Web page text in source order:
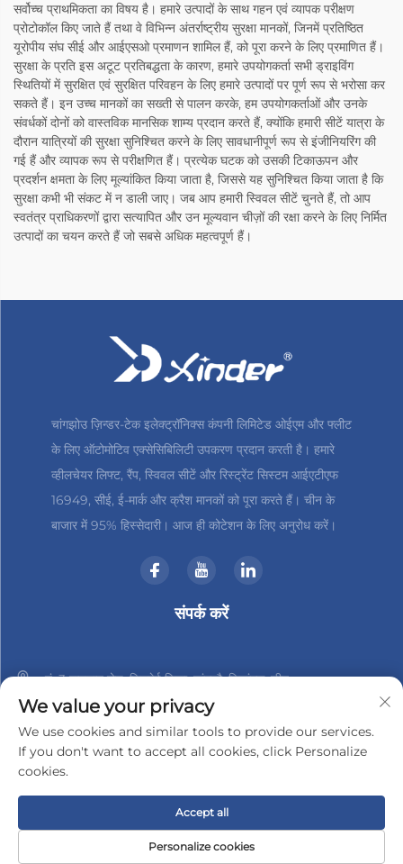
सर्वोच्च प्राथमिकता का विषय है। हमारे उत्पादों के साथ गहन एवं व्यापक परीक्षण
प्रोटोकॉल किए जाते हैं तथा वे विभिन्न अंतर्राष्ट्रीय सुरक्षा मानकों, जिनमें प्रतिष्ठित
यूरोपीय संघ सीई और आईएसओ प्रमाणन शामिल हैं, को पूरा करने के लिए प्रमाणित हैं।
सुरक्षा के प्रति इस अटूट प्रतिबद्धता के कारण, हमारे उपयोगकर्ता सभी ड्राइविंग
स्थितियों में सुरक्षित एवं सुरक्षित परिवहन के लिए हमारे उत्पादों पर पूर्ण रूप से भरोसा कर
सकते हैं। इन उच्च मानकों का सख्ती से पालन करके, हम उपयोगकर्ताओं और उनके
संवर्धकों दोनों को वास्तविक मानसिक शाम्य प्रदान करते हैं, क्योंकि हमारी सीटें यात्रा के
दौरान यात्रियों की सुरक्षा सुनिश्चित करने के लिए सावधानीपूर्ण रूप से इंजीनियरिंग की
गई हैं और व्यापक रूप से परीक्षणित हैं। प्रत्येक घटक को उसकी टिकाऊपन और
प्रदर्शन क्षमता के लिए मूल्यांकित किया जाता है, जिससे यह सुनिश्चित किया जाता है कि
सुरक्षा कभी भी संकट में न डाली जाए। जब आप हमारी स्विवल सीटें चुनते हैं, तो आप
स्वतंत्र प्राधिकरणों द्वारा सत्यापित और उन मूल्यवान चीज़ों की रक्षा करने के लिए निर्मित
उत्पादों का चयन करते हैं जो सबसे अधिक महत्वपूर्ण हैं।
चांगझोउ ज़िन्डर-टेक इलेक्ट्रॉनिक्स कंपनी लिमिटेड ओईएम और फ्लीट
के लिए ऑटोमोटिव एक्सेसिबिलिटी उपकरण प्रदान करती है। हमारे
व्हीलचेयर लिफ्ट, रैंप, स्विवल सीटें और रिस्ट्रेंट सिस्टम आईएटीएफ
16949, सीई, ई-मार्क और क्रैश मानकों को पूरा करते हैं। चीन के
बाजार में 95% हिस्सेदारी। आज ही कोटेशन के लिए अनुरोध करें।
संपर्क करें
नं. 3 हानशान रोड, जिनबेई जिला, चांगझौ, जियांगसु, चीन
+86-18961288218
[email protected]
कॉपीराइट © 2025 चांगझौ जिंडर-टेक इलेक्ट्रॉनिक्स कंपनी, लिमिटेड द्वारा गोपनीयता नीति
We value your privacy
We use cookies and similar tools to provide our services.
If you don't want to accept all cookies, click Personalize
cookies.
Personalize cookies
Accept all